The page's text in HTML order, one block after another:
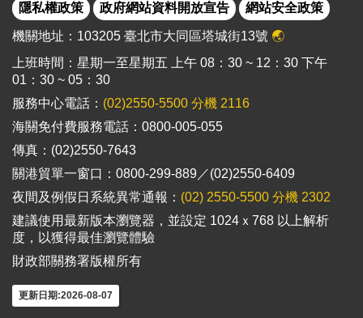
隱私權政策 政府網站資料開放宣告 網站安全政策
機關地址：103205 臺北市大同區塔城街13號 🌏
上班時間：星期一至星期五 上午 08：30 ~ 12：30 下午
01：30 ~ 05：30
服務中心電話： (02)2550-5500 分機 2116
海關免付費服務電話：0800-005-055
傳真：(02)2550-7643
關港貿單一窗口：0800-299-889／(02)2550-6409
夜間及例假日系統異常通報： (02) 2550-5500 分機 2302
建議使用最新版本瀏覽器，並設定 1024ｘ768 以上解析
度，以獲得最佳瀏覽體驗
財政部關務署版權所有
更新日期:2026-08-07